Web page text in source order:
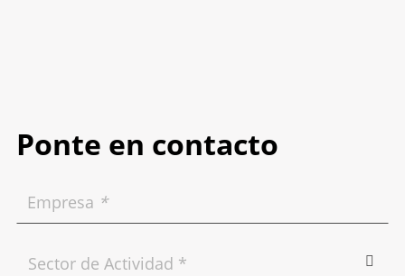
Ponte en contacto
Empresa *